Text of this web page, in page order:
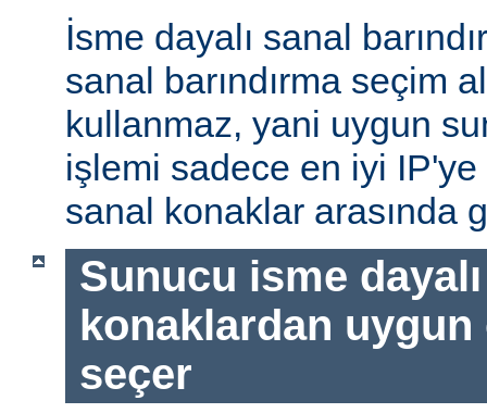
İsme dayalı sanal
sanal barındırma seçim
kullanmaz, yani uygun
işlemi sadece en iyi
sanal konaklar arasında
Sunucu isme
konaklardan uygun
seçer